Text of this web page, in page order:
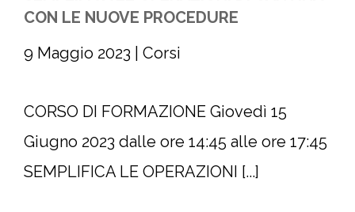
CON LE NUOVE PROCEDURE
9 Maggio 2023
Corsi
CORSO DI FORMAZIONE Giovedì 15
Giugno 2023 dalle ore 14:45 alle ore 17:45
SEMPLIFICA LE OPERAZIONI [...]